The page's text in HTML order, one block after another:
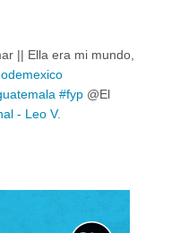
|| Ella era mi mundo,
#fyp @El
- Leo V.